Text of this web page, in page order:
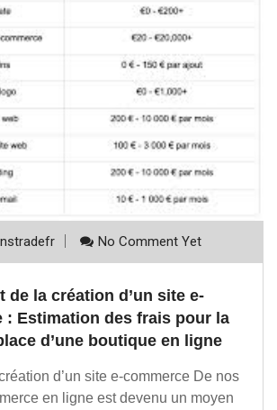
No Comment Yet
de la création d’un site e-
: Estimation des frais pour la
d’une boutique en ligne
d’un site e-commerce De nos
en ligne est devenu un moyen